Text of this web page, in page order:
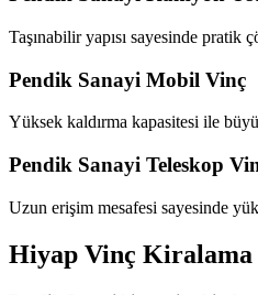
Taşınabilir yapısı sayesinde pratik
Pendik Sanayi Mobil Vinç
Yüksek kaldırma kapasitesi ile
Pendik Sanayi Teleskop
Uzun erişim mesafesi sayesinde
Hiyap Vinç Kiralama